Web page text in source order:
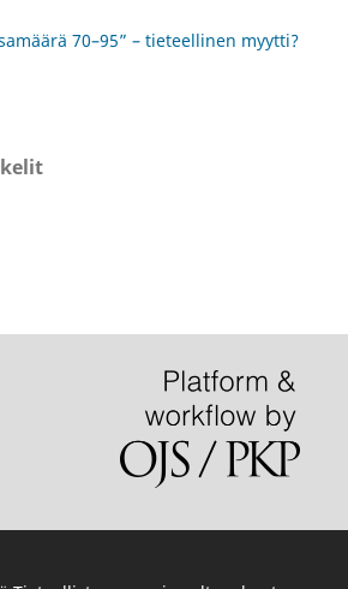
70–95” – tieteellinen myytti?